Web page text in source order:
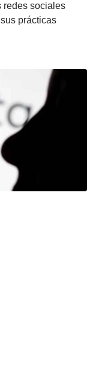
redes sociales
prácticas